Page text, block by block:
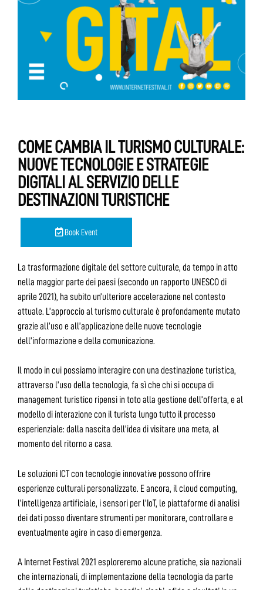
COME CAMBIA IL TURISMO CULTURALE:
NUOVE TECNOLOGIE E STRATEGIE
DIGITALI AL SERVIZIO DELLE
DESTINAZIONI TURISTICHE
Book Event
La trasformazione digitale del settore culturale, da tempo in atto
nella maggior parte dei paesi (secondo un rapporto UNESCO di
aprile 2021), ha subito un’ulteriore accelerazione nel contesto
attuale. L’approccio al turismo culturale è profondamente mutato
grazie all’uso e all’applicazione delle nuove tecnologie
dell’informazione e della comunicazione.
Il modo in cui possiamo interagire con una destinazione turistica,
attraverso l’uso della tecnologia, fa sì che chi si occupa di
management turistico ripensi in toto alla gestione dell’offerta, e al
modello di interazione con il turista lungo tutto il processo
esperienziale: dalla nascita dell’idea di visitare una meta, al
momento del ritorno a casa.
Le soluzioni ICT con tecnologie innovative possono offrire
esperienze culturali personalizzate. E ancora, il cloud computing,
l’intelligenza artificiale, i sensori per l’IoT, le piattaforme di analisi
dei dati posso diventare strumenti per monitorare, controllare e
eventualmente agire in caso di emergenza.
A Internet Festival 2021 esploreremo alcune pratiche, sia nazionali
che internazionali, di implementazione della tecnologia da parte